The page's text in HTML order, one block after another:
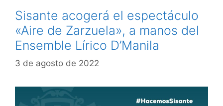
Sisante acogerá el espectáculo
«Aire de Zarzuela», a manos del
Ensemble Lírico D’Manila
3 de agosto de 2022